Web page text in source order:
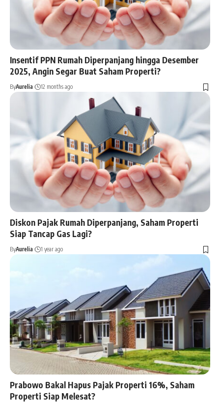
Insentif PPN Rumah Diperpanjang hingga Desember
2025, Angin Segar Buat Saham Properti?
ByAurelia 12 months ago
Diskon Pajak Rumah Diperpanjang, Saham Properti
Siap Tancap Gas Lagi?
ByAurelia 1 year ago
Prabowo Bakal Hapus Pajak Properti 16%, Saham
Properti Siap Melesat?